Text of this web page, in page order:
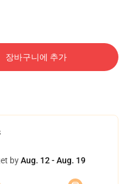
장바구니에 추가
byAug. 12 - Aug. 19